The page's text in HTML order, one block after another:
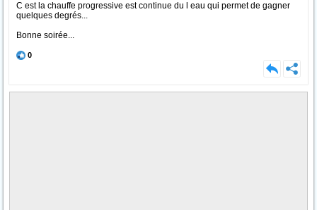
C est la chauffe progressive est continue du l eau qui permet de gagner
quelques degrés...
Bonne soirée...
0